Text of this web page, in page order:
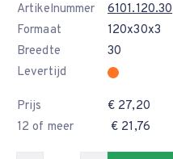
Artikelnummer
6101.120.30
Formaat
120x30x3
Breedte
30
Levertijd
Prijs
€ 27,20
12 of meer
€ 21,76